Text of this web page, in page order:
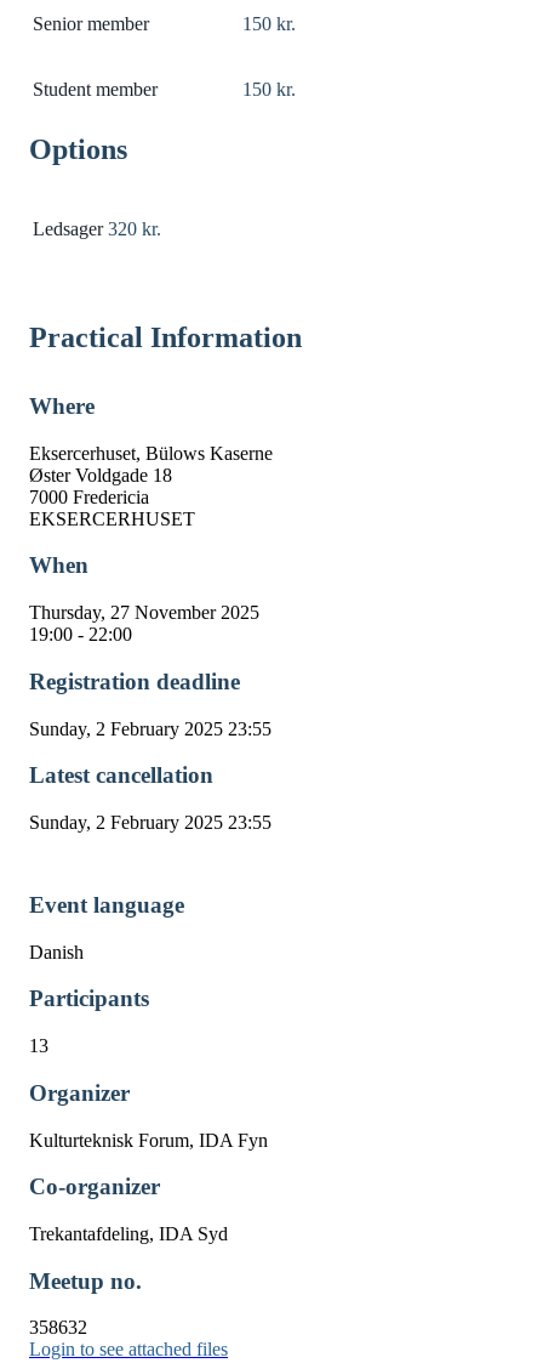
Senior member 150 kr.
Student member 150 kr.
Options
Ledsager 320 kr.
Practical Information
Where
Eksercerhuset, Bülows Kaserne
Øster Voldgade 18
7000 Fredericia
EKSERCERHUSET
When
Thursday, 27 November 2025
19:00 - 22:00
Registration deadline
Sunday, 2 February 2025 23:55
Latest cancellation
Sunday, 2 February 2025 23:55
Event language
Danish
Participants
13
Organizer
Kulturteknisk Forum, IDA Fyn
Co-organizer
Trekantafdeling, IDA Syd
Meetup no.
358632
Login to see attached files